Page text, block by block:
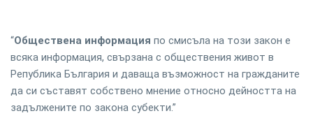
“Обществена информация по смисъла на този закон е
всяка информация, свързана с обществения живот в
Република България и даваща възможност на гражданите
да си съставят собствено мнение относно дейността на
задължените по закона субекти.”